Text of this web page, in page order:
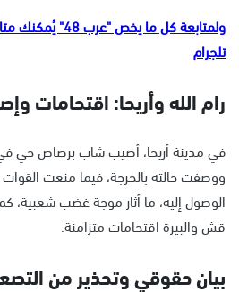
ولمتابعة كل ما يخص
تلجرام
رام الله وأريحا: اقتحامات
في مدينة أريحا، أصيب شاب برصاص حي
ووصفت حالته بالحرجة، فيما منعت
الوصول إليه، ما أثار موجة غضب شعبية،
قش والبيرة اقتحامات متزامنة.
بيان حقوقي وتحذير من